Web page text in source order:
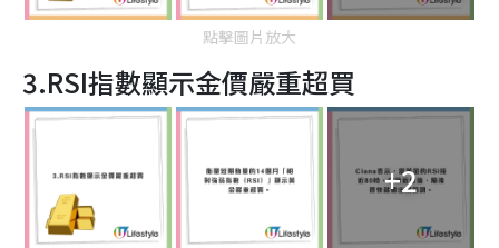
點擊圖片放大
3.RSI指數顯示金價嚴重超買
+2